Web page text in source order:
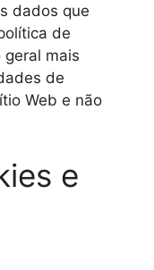
dados que
de
mais
de
Web e não
e